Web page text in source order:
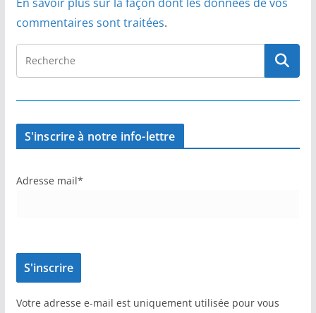
commentaires sont traitées.
S'inscrire à notre info-lettre
Adresse mail*
Votre adresse e-mail est uniquement utilisée pour vous